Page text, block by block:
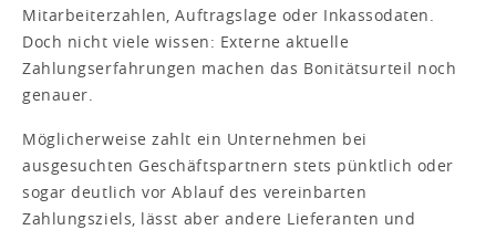
Mitarbeiterzahlen, Auftragslage oder Inkassodaten.
Doch nicht viele wissen: Externe aktuelle
Zahlungserfahrungen machen das Bonitätsurteil noch
genauer.
Möglicherweise zahlt ein Unternehmen bei
ausgesuchten Geschäftspartnern stets pünktlich oder
sogar deutlich vor Ablauf des vereinbarten
Zahlungsziels, lässt aber andere Lieferanten und